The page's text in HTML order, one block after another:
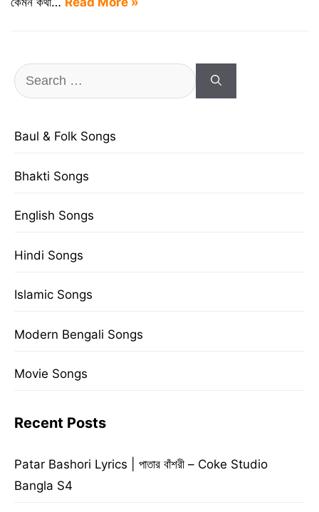
Search
for:
Baul & Folk Songs
Bhakti Songs
English Songs
Hindi Songs
Islamic Songs
Modern Bengali Songs
Movie Songs
Recent Posts
Patar Bashori Lyrics | পাতার বাঁশরী – Coke Studio
Bangla S4